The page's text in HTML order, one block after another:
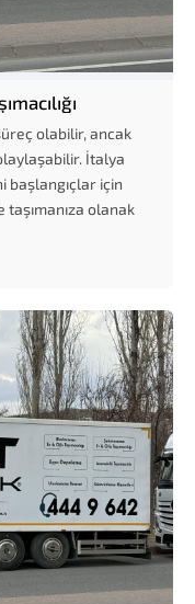
olabilir, ancak
İtalya
başlangıçlar için
taşımanıza olanak